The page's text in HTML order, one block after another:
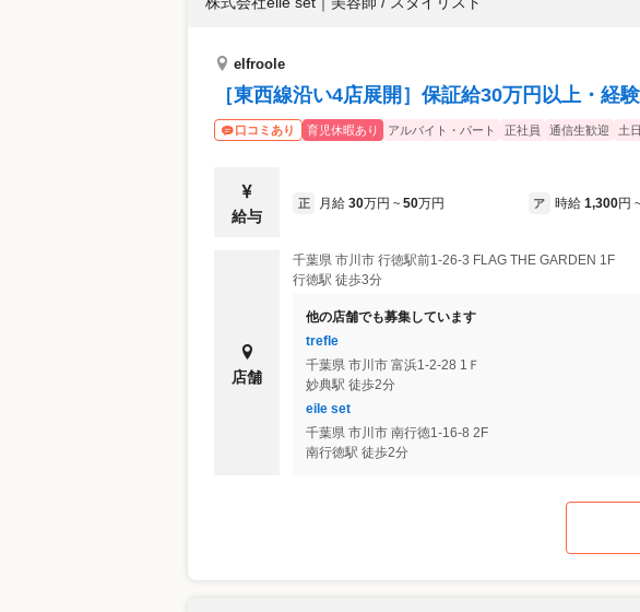
elfroole
［東西線沿い4店展開］保証給30万円以上・
口コミあり 育児休暇あり アルバイト・パート 正社員 通信生歓迎 土
給与
正 月給 30万円 ~ 50万円 ア 時給 1,300円 ~
店舗
千葉県 市川市 行徳駅前1-26-3 FLAG THE GARDEN 1F
行徳駅 徒歩3分
他の店舗でも募集しています
trefle
千葉県 市川市 富浜1-2-28 1Ｆ
妙典駅 徒歩2分
eile set
千葉県 市川市 南行徳1-16-8 2F
南行徳駅 徒歩2分